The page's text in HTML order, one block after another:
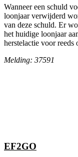
Wanneer een schuld
loonjaar verwijderd
van deze schuld. Er
het huidige loonjaar
herstelactie voor reeds
Melding: 37591
EF2GO